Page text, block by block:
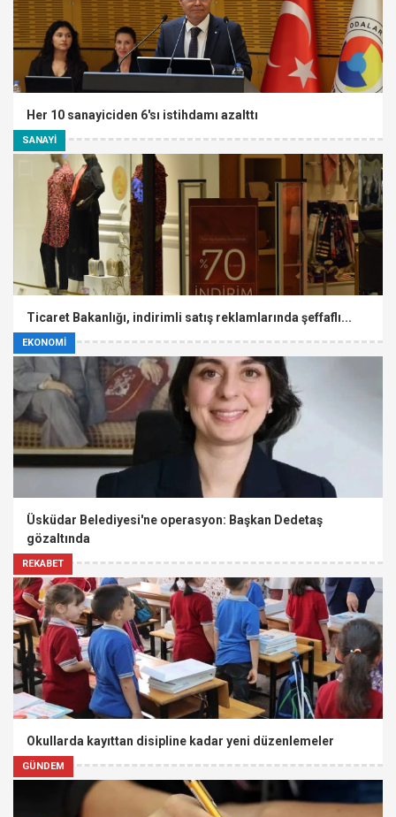
SANAYİ
Her 10 sanayiciden 6'sı istihdamı azalttı
EKONOMİ
Ticaret Bakanlığı, indirimli satış reklamlarında şeffaflı...
REKABET
Üsküdar Belediyesi'ne operasyon: Başkan Dedetaş
gözaltında
GÜNDEM
Okullarda kayıttan disipline kadar yeni düzenlemeler